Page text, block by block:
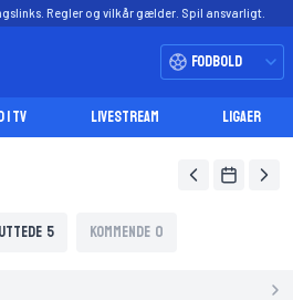
Regler og vilkår gælder. Spil ansvarligt.
Fodbold
I TV LIVESTREAM LIGAER
Kommende